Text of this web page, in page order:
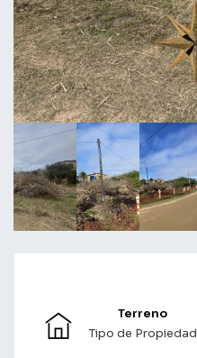
Terreno
Tipo de Propiedad